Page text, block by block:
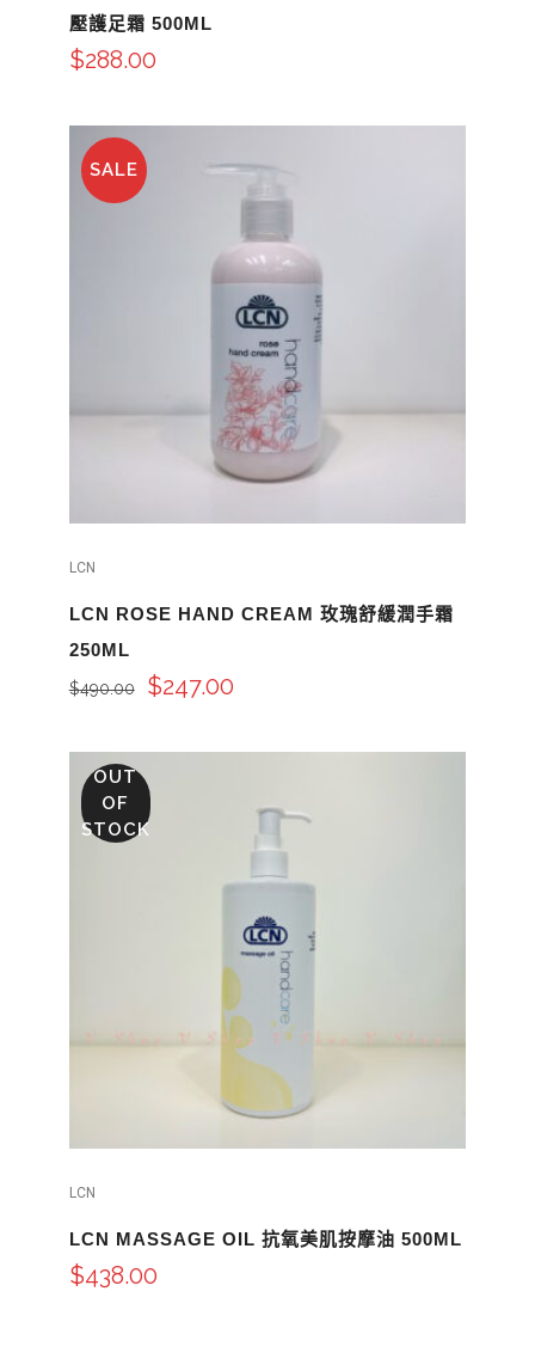
壓護足霜 500ML
$288.00
SALE
LCN
LCN ROSE HAND CREAM 玫瑰舒緩潤手霜
250ML
$490.00 $247.00
OUT
OF
STOCK
LCN
LCN MASSAGE OIL 抗氧美肌按摩油 500ML
$438.00